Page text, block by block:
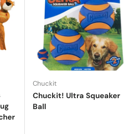
Chuckit
Chuckit! Ultra Squeaker
Ball